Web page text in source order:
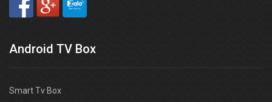
Android TV Box
Smart Tv Box